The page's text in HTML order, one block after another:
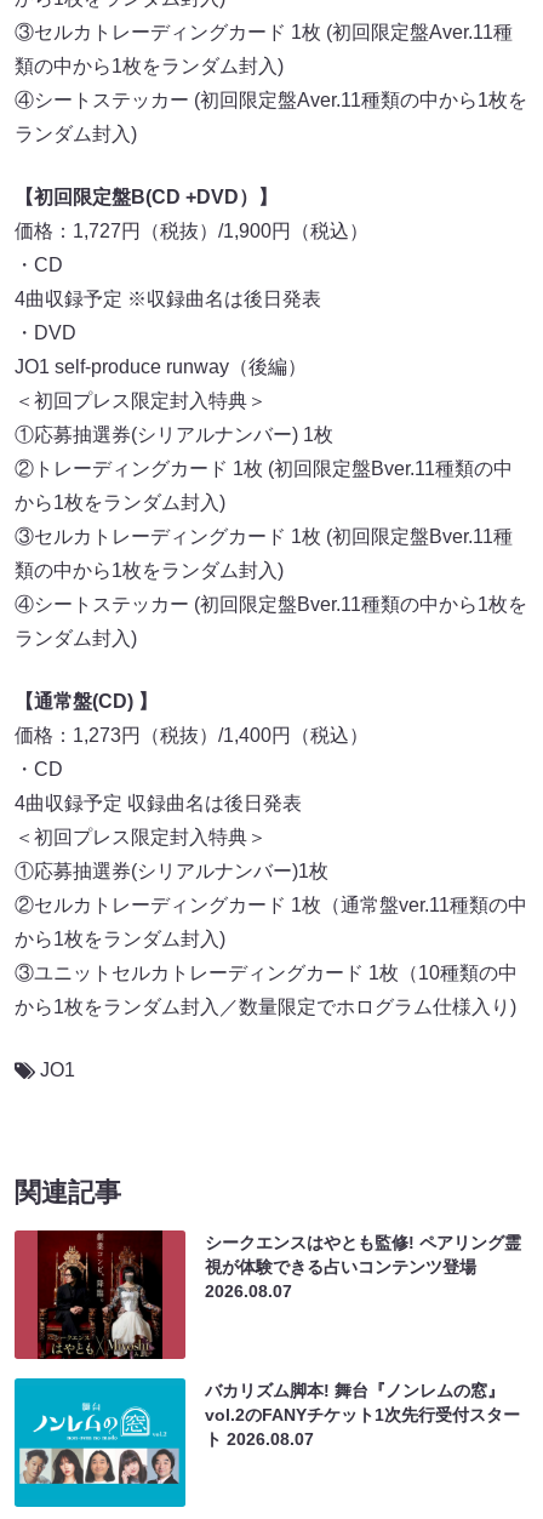
③セルカトレーディングカード 1枚 (初回限定盤Aver.11種
類の中から1枚をランダム封入)
④シートステッカー (初回限定盤Aver.11種類の中から1枚を
ランダム封入)
【初回限定盤B(CD +DVD）】
価格：1,727円（税抜）/1,900円（税込）
・CD
4曲収録予定 ※収録曲名は後日発表
・DVD
JO1 self-produce runway（後編）
＜初回プレス限定封入特典＞
①応募抽選券(シリアルナンバー) 1枚
②トレーディングカード 1枚 (初回限定盤Bver.11種類の中
から1枚をランダム封入)
③セルカトレーディングカード 1枚 (初回限定盤Bver.11種
類の中から1枚をランダム封入)
④シートステッカー (初回限定盤Bver.11種類の中から1枚を
ランダム封入)
【通常盤(CD) 】
価格：1,273円（税抜）/1,400円（税込）
・CD
4曲収録予定 収録曲名は後日発表
＜初回プレス限定封入特典＞
①応募抽選券(シリアルナンバー)1枚
②セルカトレーディングカード 1枚（通常盤ver.11種類の中
から1枚をランダム封入)
③ユニットセルカトレーディングカード 1枚（10種類の中
から1枚をランダム封入／数量限定でホログラム仕様入り)
JO1
関連記事
シークエンスはやとも監修! ペアリング霊
視が体験できる占いコンテンツ登場
2026.08.07
バカリズム脚本! 舞台『ノンレムの窓』
vol.2のFANYチケット1次先行受付スター
ト2026.08.07